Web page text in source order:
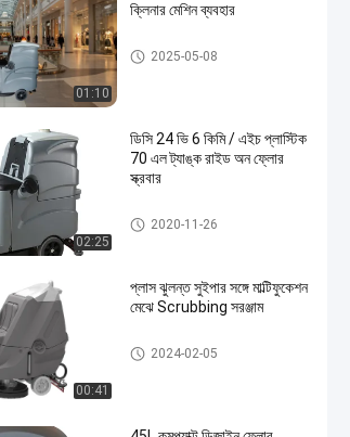
01:10
ক্লিনার মেশিন ব্যবহার
ফ্লোর স্ক্রাবার ব্যবহার করুন
2025-05-08
02:25
ডিসি 24 ভি 6 কিমি / এইচ প্লাস্টিক
70 এল ট্যাঙ্ক রাইড অন ফ্লোর
স্ক্রবার
ফ্লোর স্ক্রাবার ব্যবহার করুন
2020-11-26
00:41
প্লাস ঝুলন্ত সুইপার সঙ্গে মাল্টিফুকেশন
মেঝে Scrubbing সরঞ্জাম
ফ্লোর স্ক্রাবার ব্যবহার করুন
2024-02-05